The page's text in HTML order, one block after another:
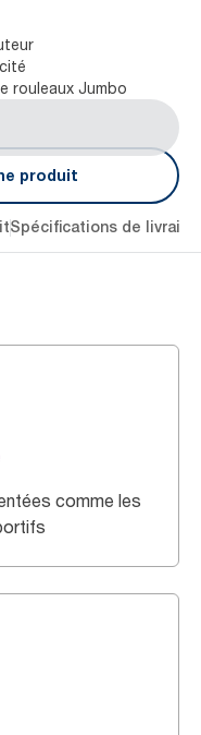
rouleaux Jumbo
produit
Spécifications de
comme les